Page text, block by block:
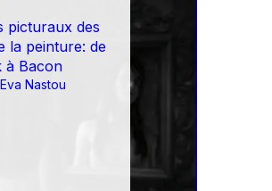
picturaux des
la peinture: de
à Bacon
Nastou